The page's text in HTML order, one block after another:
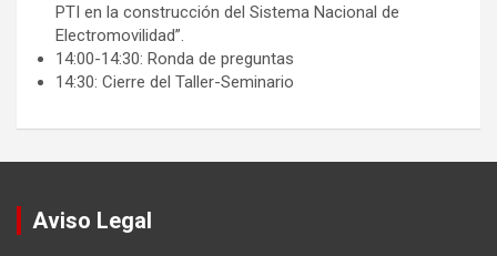
PTI en la construcción del Sistema Nacional de
Electromovilidad”.
14:00-14:30: Ronda de preguntas
14:30: Cierre del Taller-Seminario
Aviso Legal